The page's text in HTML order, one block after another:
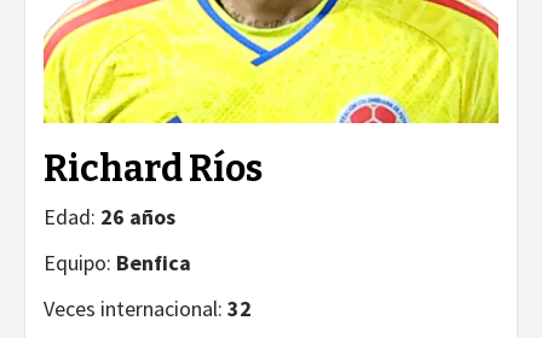
Richard Ríos
Edad: 26 años
Equipo: Benfica
Veces internacional: 32